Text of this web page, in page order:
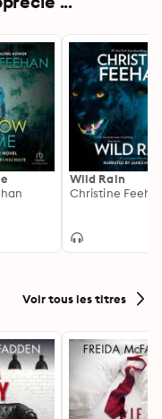
Wild Rain
Christine
Voir tous les titres